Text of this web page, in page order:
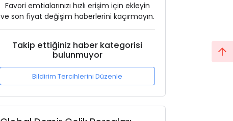
Favori emtialarınızı hızlı erişim için ekleyin
ve son fiyat değişim haberlerini kaçırmayın.
Takip ettiğiniz haber kategorisi
bulunmuyor
Bildirim Tercihlerini Düzenle